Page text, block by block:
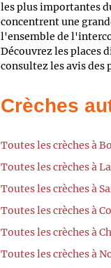
les plus importantes
concentrent une
l'ensemble de
Découvrez les places
consultez les avis
Crèches
Toutes les crèches à
Toutes les crèches à
Toutes les crèches à
Toutes les crèches à
Toutes les crèches à
Toutes les crèches à